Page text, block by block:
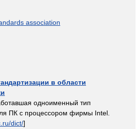
association
в области
одноименный тип
ПК с процессором фирмы Intel.
dict/]